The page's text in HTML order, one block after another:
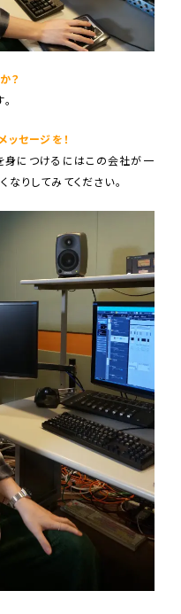
？
セージを！
身につけるにはこの会社が一
りしてみてください。